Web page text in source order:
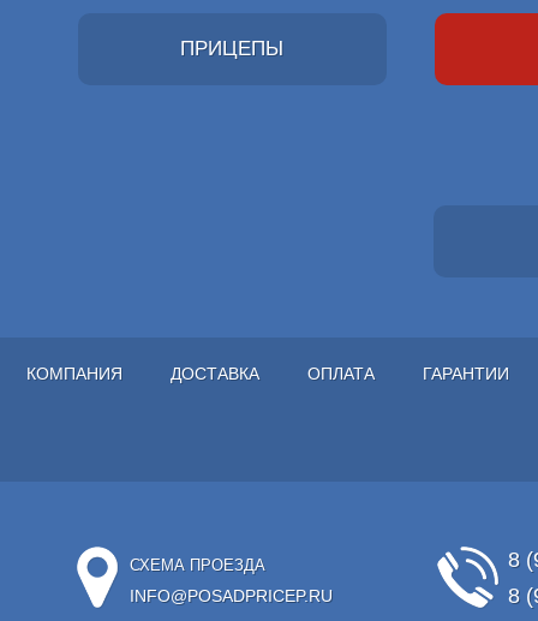
ПРИЦЕПЫ
КОМПАНИЯ ДОСТАВКА ОПЛАТА ГАРАНТИИ
СХЕМА ПРОЕЗДА
INFO@POSADPRICEP.RU
8
8